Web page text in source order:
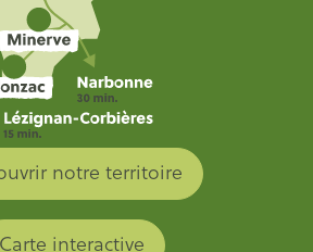
notre territoire
Carte interactive